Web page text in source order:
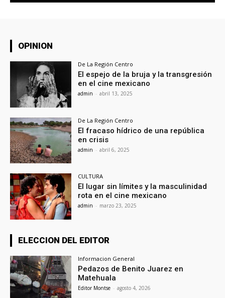
OPINION
De La Región Centro
El espejo de la bruja y la transgresión
en el cine mexicano
admin - abril 13, 2025
De La Región Centro
El fracaso hídrico de una república
en crisis
admin - abril 6, 2025
CULTURA
El lugar sin límites y la masculinidad
rota en el cine mexicano
admin - marzo 23, 2025
ELECCION DEL EDITOR
Informacion General
Pedazos de Benito Juarez en
Matehuala
Editor Montse - agosto 4, 2026